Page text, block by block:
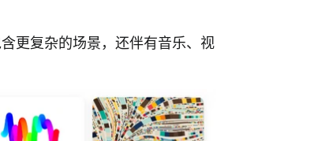
更复杂的场景，还伴有音乐、视